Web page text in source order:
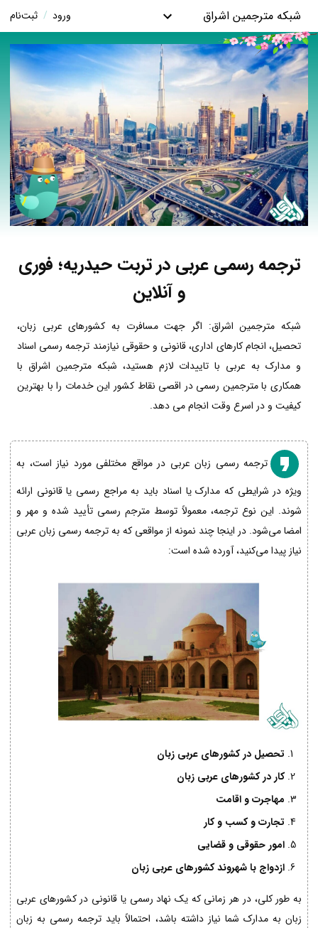
شبکه مترجمین اشراق ورود / ثبت‌نام
ترجمه رسمی عربی در تربت‌ حیدریه؛ فوری
و آنلاین
شبکه مترجمین اشراق: اگر جهت مسافرت به کشورهای عربی زبان،
تحصیل، انجام کارهای اداری، قانونی و حقوقی نیازمند ترجمه رسمی اسناد
و مدارک به عربی با تاییدات لازم هستید، شبکه مترجمین اشراق با
همکاری با مترجمین رسمی در اقصی نقاط کشور این خدمات را با بهترین
کیفیت و در اسرع وقت انجام می دهد.
ترجمه رسمی زبان عربی در مواقع مختلفی مورد نیاز است، به
ویژه در شرایطی که مدارک یا اسناد باید به مراجع رسمی یا قانونی ارائه
شوند. این نوع ترجمه، معمولاً توسط مترجم رسمی تأیید شده و مهر و
امضا می‌شود. در اینجا چند نمونه از مواقعی که به ترجمه رسمی زبان عربی
نیاز پیدا می‌کنید، آورده شده است:
تحصیل در کشورهای عربی زبان
کار در کشورهای عربی زبان
مهاجرت و اقامت
تجارت و کسب و کار
امور حقوقی و قضایی
ازدواج با شهروند کشورهای عربی زبان
به طور کلی، در هر زمانی که یک نهاد رسمی یا قانونی در کشورهای عربی
زبان به مدارک شما نیاز داشته باشد، احتمالاً باید ترجمه رسمی به زبان